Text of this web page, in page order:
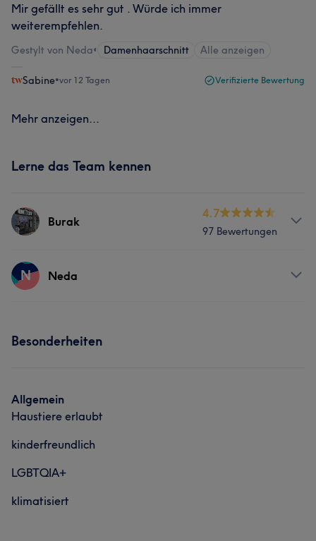
Mir gefällt es sehr gut . Würde ich immer
weiterempfehlen.
Gestylt von Neda• Damenhaarschnitt Alle anzeigen
Sabine•vor 12 Tagen Verifizierte Bewertung
Mehr anzeigen...
Lerne das Team kennen
Burak
4.7
97 Bewertungen
Services
Portfolio
N Neda
Besonderheiten
Allgemein
Haustiere erlaubt
kinderfreundlich
LGBTQIA+
klimatisiert